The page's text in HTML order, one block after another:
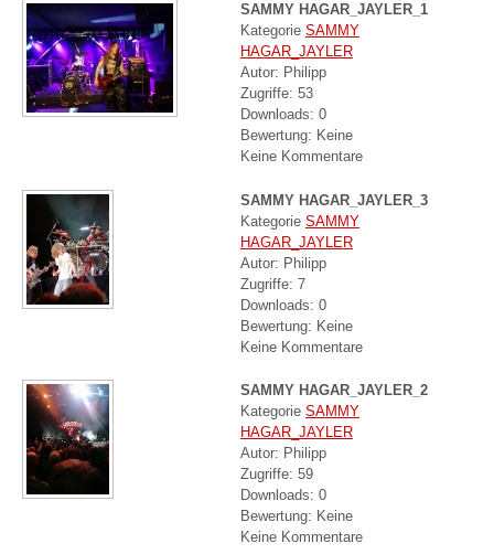
SAMMY HAGAR_JAYLER_1
Kategorie SAMMY
HAGAR_JAYLER
Autor: Philipp
Zugriffe: 53
Downloads: 0
Bewertung: Keine
Keine Kommentare
SAMMY HAGAR_JAYLER_3
Kategorie SAMMY
HAGAR_JAYLER
Autor: Philipp
Zugriffe: 7
Downloads: 0
Bewertung: Keine
Keine Kommentare
SAMMY HAGAR_JAYLER_2
Kategorie SAMMY
HAGAR_JAYLER
Autor: Philipp
Zugriffe: 59
Downloads: 0
Bewertung: Keine
Keine Kommentare